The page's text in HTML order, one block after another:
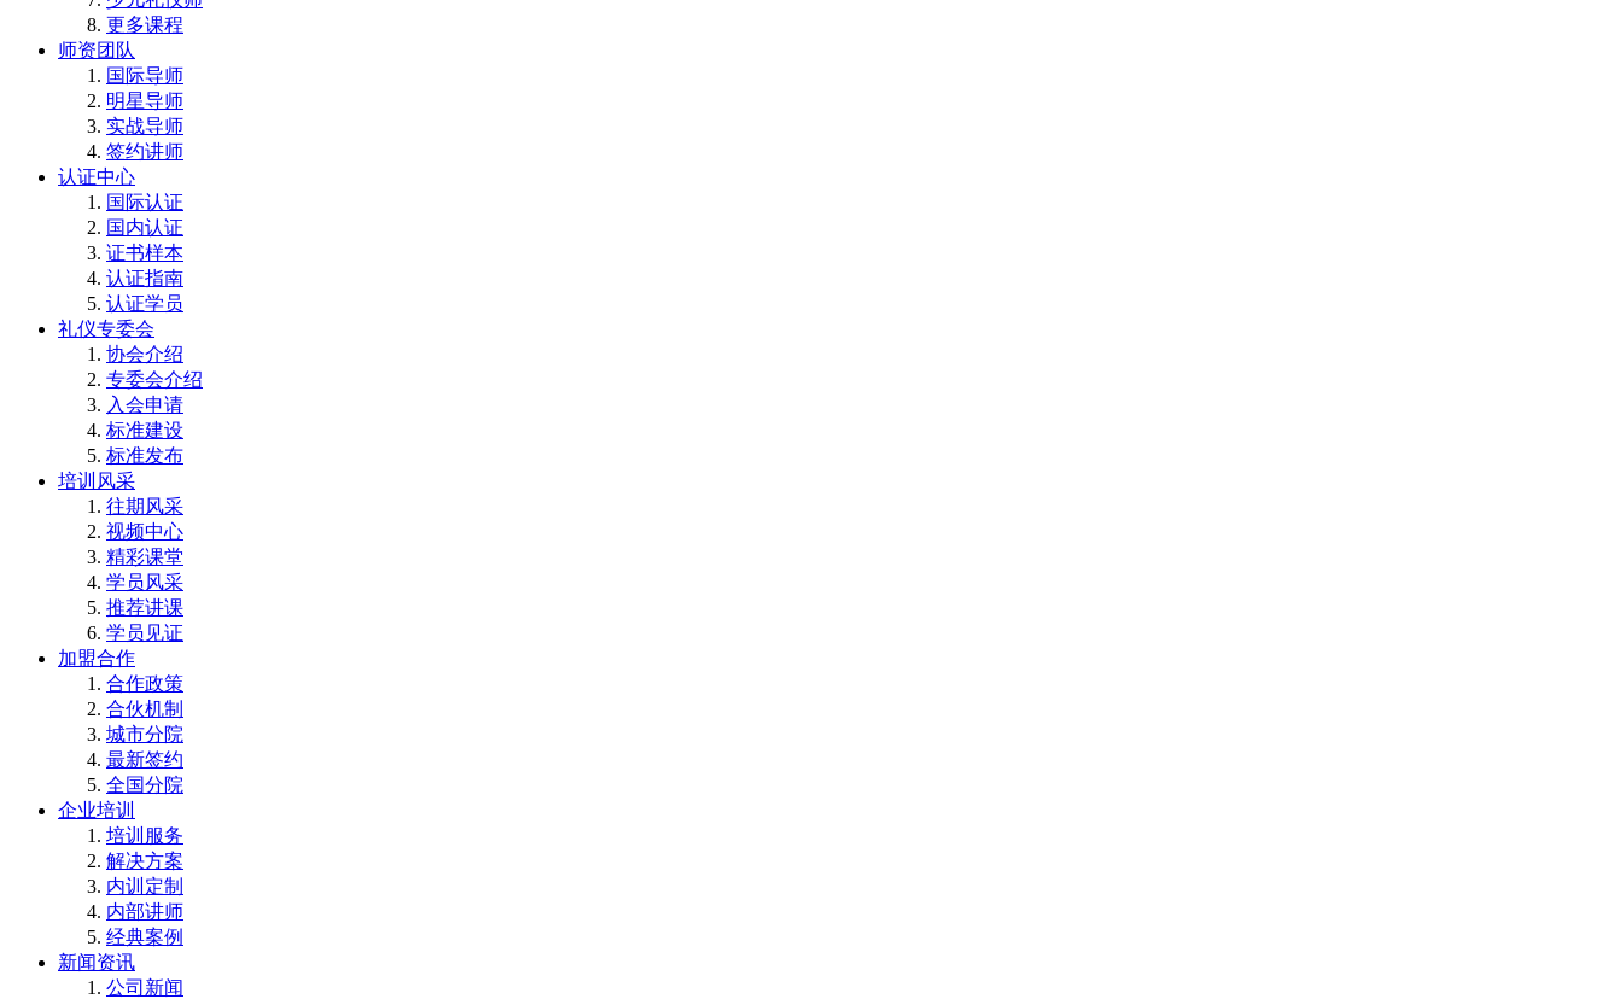
更多课程
师资团队
国际导师
明星导师
实战导师
签约讲师
认证中心
国际认证
国内认证
证书样本
认证指南
认证学员
礼仪专委会
协会介绍
专委会介绍
入会申请
标准建设
标准发布
培训风采
往期风采
视频中心
精彩课堂
学员风采
推荐讲课
学员见证
加盟合作
合作政策
合伙机制
城市分院
最新签约
全国分院
企业培训
培训服务
解决方案
内训定制
内部讲师
经典案例
新闻资讯
公司新闻